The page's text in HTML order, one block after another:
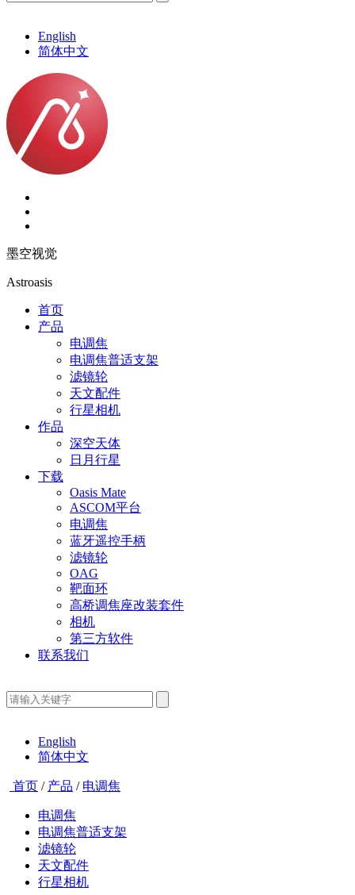
English
简体中文
墨空视觉
Astroasis
首页
产品
电调焦
电调焦普适支架
滤镜轮
天文配件
行星相机
作品
深空天体
日月行星
下载
Oasis Mate
ASCOM平台
电调焦
蓝牙遥控手柄
滤镜轮
OAG
靶面环
高桥调焦座改装套件
相机
第三方软件
联系我们
English
简体中文
首页 / 产品 / 电调焦
电调焦
电调焦普适支架
滤镜轮
天文配件
行星相机